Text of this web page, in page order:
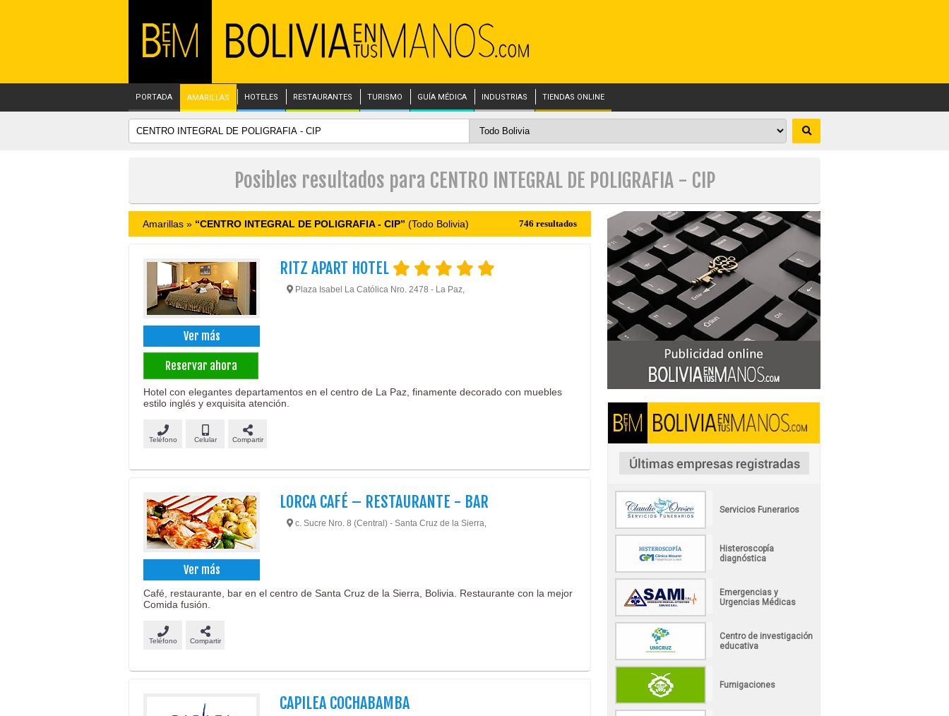
PORTADA AMARILLAS HOTELES RESTAURANTES TURISMO GUÍA MÉDICA INDUSTRIAS TIENDAS ONLINE
Posibles resultados para CENTRO INTEGRAL DE POLIGRAFIA - CIP
Amarillas » “CENTRO INTEGRAL DE POLIGRAFIA - CIP” (Todo Bolivia) 746 resultados
Ver más
Reservar ahora
RITZ APART HOTEL
Plaza Isabel La Católica Nro. 2478 - La Paz,
Hotel con elegantes departamentos en el centro de La Paz, finamente decorado con muebles
estilo inglés y exquisita atención.
Teléfono Celular Compartir
Ver más
LORCA CAFÉ – RESTAURANTE - BAR
c. Sucre Nro. 8 (Central) - Santa Cruz de la Sierra,
Café, restaurante, bar en el centro de Santa Cruz de la Sierra, Bolivia. Restaurante con la mejor
Comida fusión.
Teléfono Compartir
CAPILEA COCHABAMBA
Servicios Funerarios
Histeroscopía
diagnóstica
Emergencias y
Urgencias Médicas
Centro de investigación
educativa
Fumigaciones